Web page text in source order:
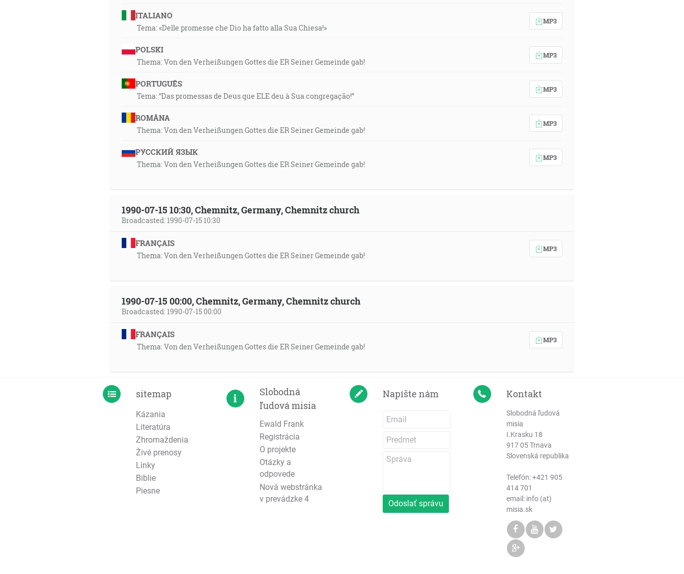
ITALIANO
Tema: «Delle promesse che Dio ha fatto alla Sua Chiesa!»
MP3
POLSKI
Thema: Von den Verheißungen Gottes die ER Seiner Gemeinde gab!
MP3
PORTUGUÊS
Tema: “Das promessas de Deus que ELE deu à Sua congregação!”
MP3
ROMÂNA
Thema: Von den Verheißungen Gottes die ER Seiner Gemeinde gab!
MP3
РУССКИЙ ЯЗЫК
Thema: Von den Verheißungen Gottes die ER Seiner Gemeinde gab!
MP3
1990-07-15 10:30, Chemnitz, Germany, Chemnitz church
Broadcasted: 1990-07-15 10:30
FRANÇAIS
Thema: Von den Verheißungen Gottes die ER Seiner Gemeinde gab!
MP3
1990-07-15 00:00, Chemnitz, Germany, Chemnitz church
Broadcasted: 1990-07-15 00:00
FRANÇAIS
Thema: Von den Verheißungen Gottes die ER Seiner Gemeinde gab!
MP3
sitemap
Kázania
Literatúra
Zhromaždenia
Živé prenosy
Linky
Biblie
Piesne
Slobodná
ľudová misia
Ewald Frank
Registrácia
O projekte
Otázky a
odpovede
Nová webstránka
v prevádzke 4
Napíšte nám
Odoslať správu
Kontakt
Slobodná ľudová
misia
I.Krasku 18
917 05 Trnava
Slovenská republika
Telefón:+421 905
414 701
email: info (at)
misia.sk